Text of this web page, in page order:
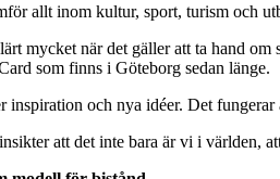
allt inom kultur, sport, turism och
mycket när det gäller att ta hand
som finns i Göteborg sedan länge.
inspiration och nya idéer. Det
att det inte bara är vi i världen,